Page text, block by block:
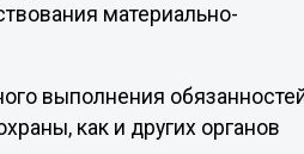
материально-
выполнения
как и других органов